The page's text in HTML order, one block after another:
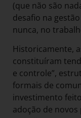
(que não são
desafio na
nunca, no
Historicamente,
constituíram
e controle”,
formais de
investimento
adoção de